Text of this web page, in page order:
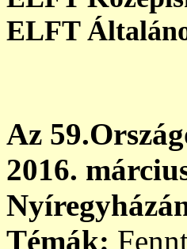
ELFT
Az
2016.
Témák: